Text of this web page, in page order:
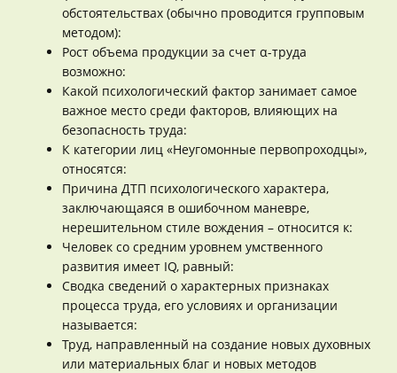
обстоятельствах (обычно проводится групповым
методом):
Рост объема продукции за счет α-труда
возможно:
Какой психологический фактор занимает самое
важное место среди факторов, влияющих на
безопасность труда:
К категории лиц «Неугомонные первопроходцы»,
относятся:
Причина ДТП психологического характера,
заключающаяся в ошибочном маневре,
нерешительном стиле вождения – относится к:
Человек со средним уровнем умственного
развития имеет IQ, равный:
Сводка сведений о характерных признаках
процесса труда, его условиях и организации
называется:
Труд, направленный на создание новых духовных
или материальных благ и новых методов